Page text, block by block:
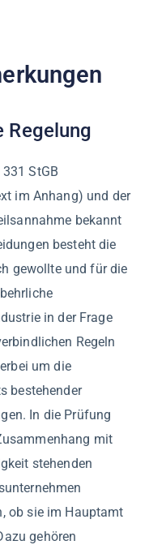
Regelung
StGB
im Anhang) und der
bekannt
besteht die
gewollte und für die
in der Frage
Regeln
um die
bestehender
In die Prüfung
mit
stehenden
ob sie im Hauptamt
gehören